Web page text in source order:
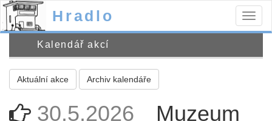
Hradlo
Kalendář akcí
Aktuální akce Archiv kalendáře
30.5.2026
Muzeum